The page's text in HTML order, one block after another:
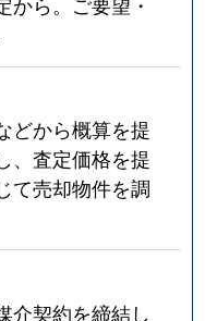
どから概算を提
、査定価格を提
て売却物件を調
介契約を締結し